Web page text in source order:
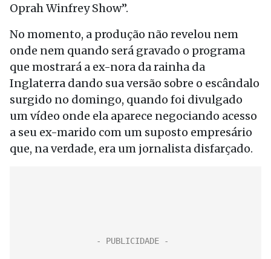
Oprah Winfrey Show”.
No momento, a produção não revelou nem
onde nem quando será gravado o programa
que mostrará a ex-nora da rainha da
Inglaterra dando sua versão sobre o escândalo
surgido no domingo, quando foi divulgado
um vídeo onde ela aparece negociando acesso
a seu ex-marido com um suposto empresário
que, na verdade, era um jornalista disfarçado.